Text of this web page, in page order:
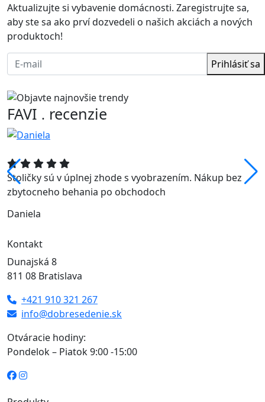
Aktualizujte si vybavenie domácnosti. Zaregistrujte sa,
aby ste sa ako prví dozvedeli o našich akciách a nových
produktoch!
Prihlásiť sa
FAVI . recenzie
Stoličky sú v úplnej zhode s vyobrazením. Nákup bez
zbytocneho behania po obchodoch
Daniela
Kontakt
Dunajská 8
811 08 Bratislava
+421 910 321 267
info@dobresedenie.sk
Otváracie hodiny:
Pondelok – Piatok 9:00 -15:00